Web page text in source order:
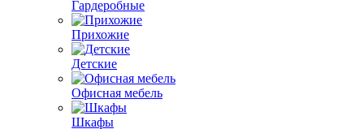
Гардеробные
Прихожие
Детские
Офисная мебель
Шкафы